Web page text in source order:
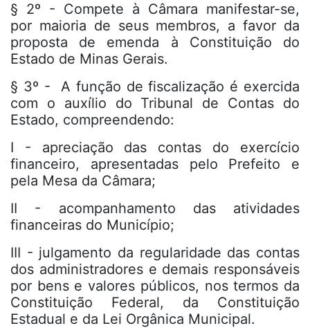
§ 2º - Compete à Câmara manifestar-se,
por maioria de seus membros, a favor da
proposta de emenda à Constituição do
Estado de Minas Gerais.
§ 3º - A função de fiscalização é exercida
com o auxílio do Tribunal de Contas do
Estado, compreendendo:
I - apreciação das contas do exercício
financeiro, apresentadas pelo Prefeito e
pela Mesa da Câmara;
II - acompanhamento das atividades
financeiras do Município;
III - julgamento da regularidade das contas
dos administradores e demais responsáveis
por bens e valores públicos, nos termos da
Constituição Federal, da Constituição
Estadual e da Lei Orgânica Municipal.